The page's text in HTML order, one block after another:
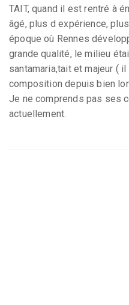
TAIT, quand il est rentré à
âgé, plus d expérience,
époque où Rennes
grande qualité, le milieu
santamaria,tait et majeur (
composition depuis bien
Je ne comprends pas ses
actuellement.